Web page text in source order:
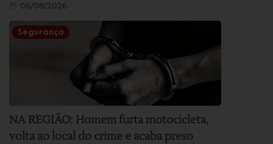
06/08/2026
Segurança
NA REGIÃO: Homem furta motocicleta,
volta ao local do crime e acaba preso